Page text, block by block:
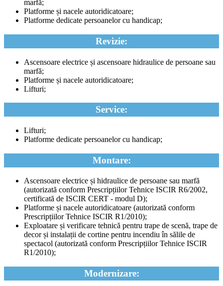
marfă;
Platforme și nacele autoridicatoare;
Platforme dedicate persoanelor cu handicap;
Revizie:
Ascensoare electrice și ascensoare hidraulice de persoane sau
marfă;
Platforme și nacele autoridicatoare;
Lifturi;
Service:
Lifturi;
Platforme dedicate persoanelor cu handicap;
Montare:
Ascensoare electrice și hidraulice de persoane sau marfă
(autorizată conform Prescripțiilor Tehnice ISCIR R6/2002,
certificată de ISCIR CERT - modul D);
Platforme și nacele autoridicatoare (autorizată conform
Prescripțiilor Tehnice ISCIR R1/2010);
Exploatare și verificare tehnică pentru trape de scenă, trape de
decor și instalații de cortine pentru incendiu în sălile de
spectacol (autorizată conform Prescripțiilor Tehnice ISCIR
R1/2010);
Modernizare: